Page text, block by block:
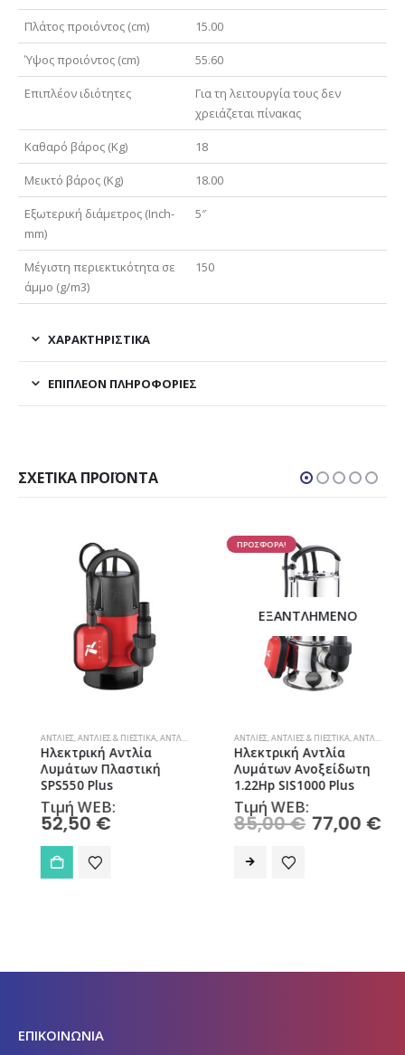
Πλάτος προιόντος (cm) 15.00
Ύψος προιόντος (cm) 55.60
Επιπλέον ιδιότητες
Για τη λειτουργία τους δεν
χρειάζεται πίνακας
Καθαρό βάρος (Kg) 18
Μεικτό βάρος (Kg) 18.00
Εξωτερική διάμετρος (Inch-
mm)
5″
Μέγιστη περιεκτικότητα σε
άμμο (g/m3)
150
ΧΑΡΑΚΤΗΡΙΣΤΙΚΑ
ΕΠΙΠΛΈΟΝ ΠΛΗΡΟΦΟΡΊΕΣ
ΣΧΕΤΙΚΆ ΠΡΟΪΌΝΤΑ
ΑΝΤΛΊΕΣ,ΑΝΤΛΊΕΣ & ΠΙΕΣΤΙΚΆ,ΑΝΤΛΊΕΣ ΟΜΒΡΊΩΝ-ΛΥΜΆΤΩΝ
Ηλεκτρική Αντλία
Λυμάτων Πλαστική
SPS550 Plus
Τιμή WEB:
52,50€
ΠΡΟΣΦΟΡΑ!
ΕΞΑΝΤΛΗΜΈΝΟ
ΑΝΤΛΊΕΣ,ΑΝΤΛΊΕΣ & ΠΙΕΣΤΙΚΆ,ΑΝΤΛΊΕΣ ΟΜΒΡΊΩΝ-ΛΥΜΆΤΩΝ
Ηλεκτρική Αντλία
Λυμάτων Ανοξείδωτη
1.22Hp SIS1000 Plus
Τιμή WEB:
85,00€ Original
price
77,00€Η
Διεύθυνση: